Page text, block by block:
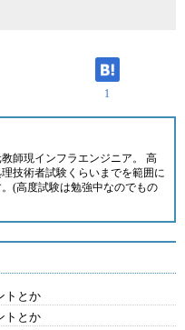
1
師現インフラエンジニア。 高
技術者試験くらいまでを範囲に
(高度試験は勉強中なのでもの
トとか
トとか